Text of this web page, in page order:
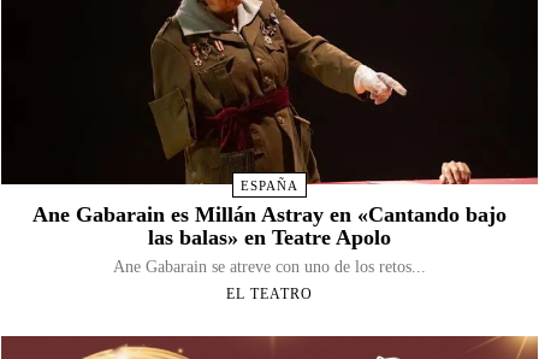
ESPAÑA
Ane Gabarain es Millán Astray en «Cantando bajo
las balas» en Teatre Apolo
Ane Gabarain se atreve con uno de los retos...
EL TEATRO